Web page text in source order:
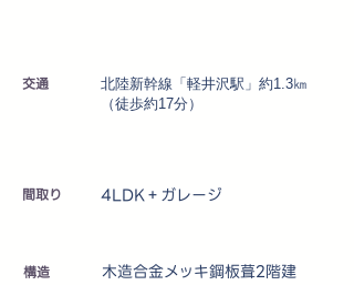
交通
北陸新幹線「軽井沢駅」約1.3㎞
（徒歩約17分）
​間取り 4LDK＋ガレージ
​構造 木造合金メッキ鋼板葺2階建